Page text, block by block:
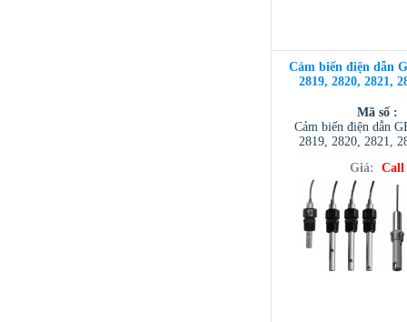
Cảm biến điện dẫn
2819, 2820, 2821,
Mã số :
Cảm biến điện dẫn
2819, 2820, 2821,
Giá: Call